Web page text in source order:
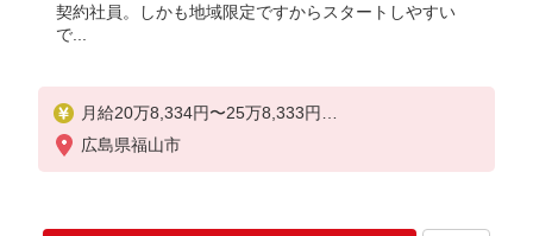
契約社員。しかも地域限定ですからスタートしやすい
で...
月給20万8,334円〜25万8,333円
固定残業時間（トータル） 5.00時間/月
残業代 9,250円
熟度により変動）
広島県福山市